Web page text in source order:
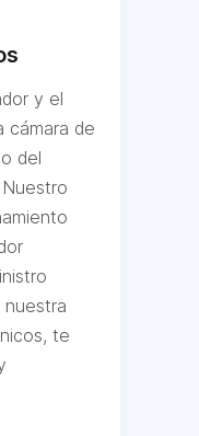
y el
cámara de
del
te